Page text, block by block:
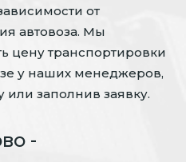
от
автовоза. Мы
цену транспортировки
у наших менеджеров,
заполнив заявку.
-